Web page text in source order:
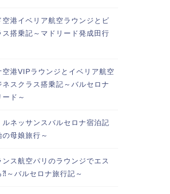
空港イベリア航空ラウンジとビ
ス搭乗記～マドリード発成田行
空港VIPラウンジとイベリア航空
ネスクラス搭乗記～バルセロナ
ド～
ルネッサンスバルセロナ宿泊記
の母娘旅行～
ンス航空パリのラウンジでエス
⁈～バルセロナ旅行記～